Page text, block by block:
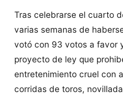
Tras celebrarse el cuarto
varias semanas de
votó con 93 votos a favor
proyecto de ley que
entretenimiento cruel con
corridas de toros,